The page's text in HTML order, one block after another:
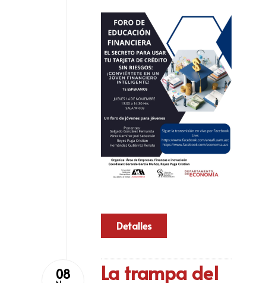
Detalles
08 La trampa del